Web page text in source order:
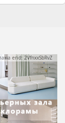
erid: 2VfnxxSbRvZ